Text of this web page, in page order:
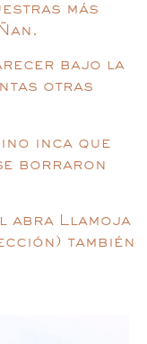
más
bajo la
otras
inca que
borraron
abra Llamoja
también